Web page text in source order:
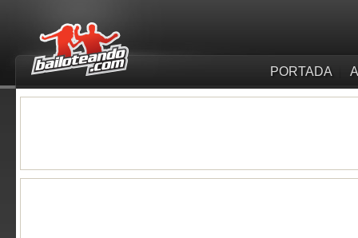
PORTADA